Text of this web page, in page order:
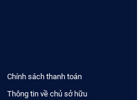
Chính sách thanh toán
Thông tin về chủ sở hữu